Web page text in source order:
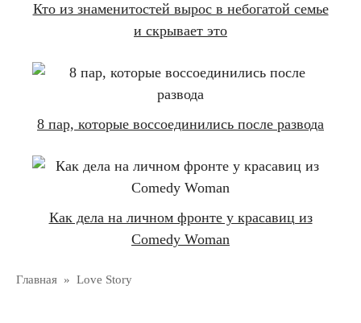
Кто из знаменитостей вырос в небогатой семье
и скрывает это
8 пар, которые воссоединились после развода
Как дела на личном фронте у красавиц из
Comedy Woman
Главная » Love Story